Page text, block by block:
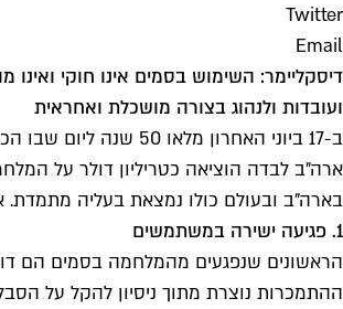
Twitter
Email
ועובדות ולנהוג בצורה מושכלת ואחראית
ב-17 ביוני
ארה"ב לבדה הוציאה כטריליון דולר על
בארה"ב ובעולם כולו נמצאת בעליה
1. פגיעה ישירה במשתמשים
הראשונים שנפגעים מהמלחמה בסמים הם
ההתמכרות נוצרת מתוך ניסיון להקל על